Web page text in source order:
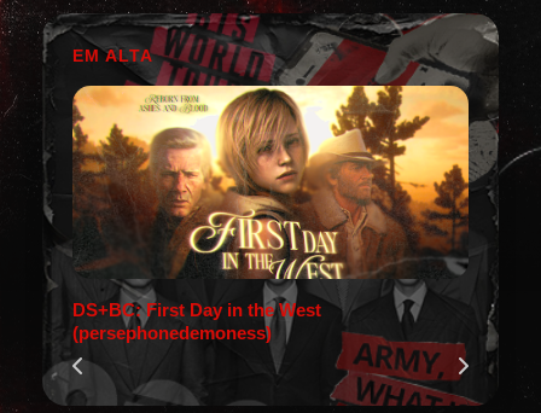
EM ALTA
DS+BC: First Day in the West
(persephonedemoness)